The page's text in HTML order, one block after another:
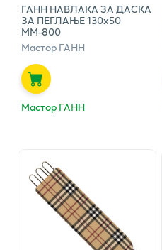
ГАНН НАВЛАКА ЗА ДАСКА
ЗА ПЕГЛАЊЕ 130х50
ММ-800
Мастор ГАНН
Мастор ГАНН